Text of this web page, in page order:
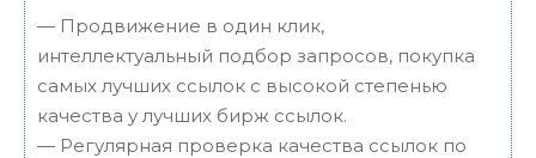
— Продвижение в один клик,
интеллектуальный подбор запросов, покупка
самых лучших ссылок с высокой степенью
качества у лучших бирж ссылок.
— Регулярная проверка качества ссылок по